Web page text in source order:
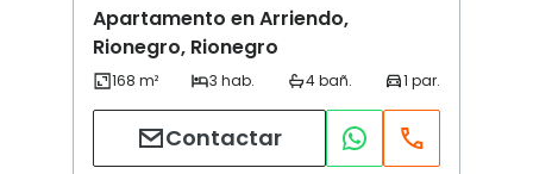
Apartamento en Arriendo,
Rionegro, Rionegro
Contactar